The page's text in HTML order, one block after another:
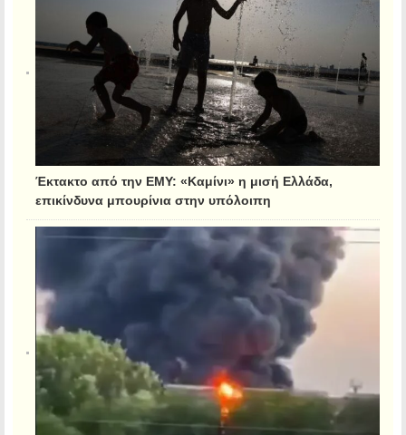
Έκτακτο από την ΕΜΥ: «Καμίνι» η μισή Ελλάδα,
επικίνδυνα μπουρίνια στην υπόλοιπη